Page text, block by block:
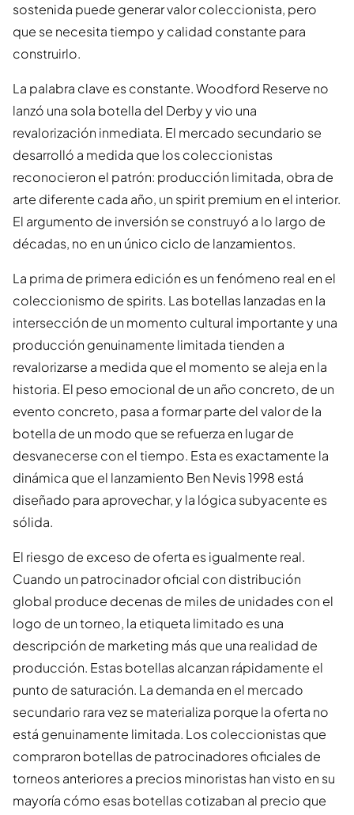
sostenida puede generar valor coleccionista, pero
que se necesita tiempo y calidad constante para
construirlo.
La palabra clave es constante. Woodford Reserve no
lanzó una sola botella del Derby y vio una
revalorización inmediata. El mercado secundario se
desarrolló a medida que los coleccionistas
reconocieron el patrón: producción limitada, obra de
arte diferente cada año, un spirit premium en el interior.
El argumento de inversión se construyó a lo largo de
décadas, no en un único ciclo de lanzamientos.
La prima de primera edición es un fenómeno real en el
coleccionismo de spirits. Las botellas lanzadas en la
intersección de un momento cultural importante y una
producción genuinamente limitada tienden a
revalorizarse a medida que el momento se aleja en la
historia. El peso emocional de un año concreto, de un
evento concreto, pasa a formar parte del valor de la
botella de un modo que se refuerza en lugar de
desvanecerse con el tiempo. Esta es exactamente la
dinámica que el lanzamiento Ben Nevis 1998 está
diseñado para aprovechar, y la lógica subyacente es
sólida.
El riesgo de exceso de oferta es igualmente real.
Cuando un patrocinador oficial con distribución
global produce decenas de miles de unidades con el
logo de un torneo, la etiqueta limitado es una
descripción de marketing más que una realidad de
producción. Estas botellas alcanzan rápidamente el
punto de saturación. La demanda en el mercado
secundario rara vez se materializa porque la oferta no
está genuinamente limitada. Los coleccionistas que
compraron botellas de patrocinadores oficiales de
torneos anteriores a precios minoristas han visto en su
mayoría cómo esas botellas cotizaban al precio que